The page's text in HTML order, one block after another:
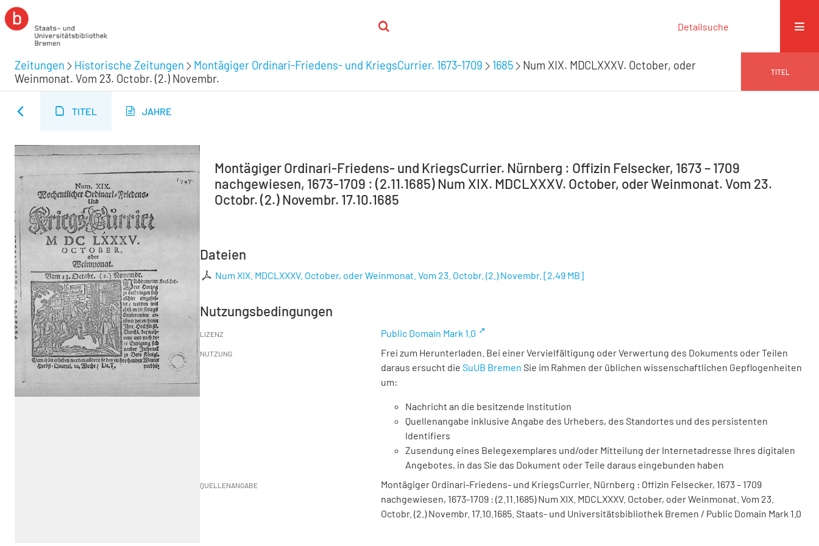
Detailsuche
Zeitungen Historische Zeitungen Montägiger Ordinari-Friedens- und KriegsCurrier. 1673-1709 1685
Num XIX. MDCLXXXV. October, oder
Weinmonat. Vom 23. Octobr. (2.) Novembr.
TITEL
TITEL JAHRE
Montägiger Ordinari-Friedens- und KriegsCurrier. Nürnberg : Offizin Felsecker, 1673 – 1709
nachgewiesen, 1673-1709 : (2.11.1685) Num XIX. MDCLXXXV. October, oder Weinmonat. Vom 23.
Octobr. (2.) Novembr. 17.10.1685
Dateien
Num XIX. MDCLXXXV. October, oder Weinmonat. Vom 23. Octobr. (2.) Novembr. [2,49 MB]
Nutzungsbedingungen
LIZENZ Public Domain Mark 1.0
NUTZUNG
Frei zum Herunterladen. Bei einer Vervielfältigung oder Verwertung des Dokuments oder Teilen
daraus ersucht die SuUB Bremen Sie im Rahmen der üblichen wissenschaftlichen Gepflogenheiten
um:
Nachricht an die besitzende Institution
Quellenangabe inklusive Angabe des Urhebers, des Standortes und des persistenten
Identifiers
Zusendung eines Belegexemplares und/oder Mitteilung der Internetadresse Ihres digitalen
Angebotes, in das Sie das Dokument oder Teile daraus eingebunden haben
QUELLENANGABE
Montägiger Ordinari-Friedens- und KriegsCurrier. Nürnberg : Offizin Felsecker, 1673 – 1709
nachgewiesen, 1673-1709 : (2.11.1685) Num XIX. MDCLXXXV. October, oder Weinmonat. Vom 23.
Octobr. (2.) Novembr. 17.10.1685. Staats- und Universitätsbibliothek Bremen / Public Domain Mark 1.0